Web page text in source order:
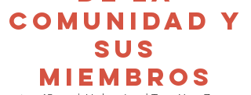
Comunidad y
sus
Miembros